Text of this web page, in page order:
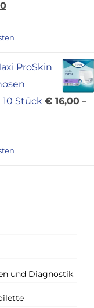
Aktueller
ist:
ProSkin
Stück € 16,00 –
und Diagnostik